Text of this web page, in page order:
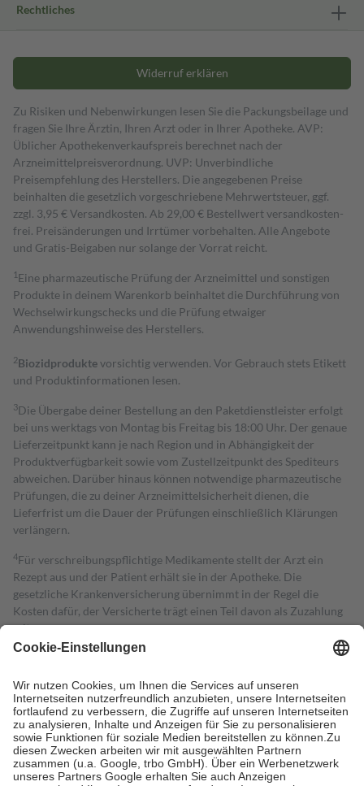
Rechtliches
Widerruf erklären
Zu Risiken und Nebenwirkungen lesen Sie die Packungsbeilage und
fragen Sie Ihre Ärztin, Ihren Arzt oder in Ihrer Apotheke. AVP:
Üblicher Apothekenverkaufspreis berechnet nach der
Arzneimittelpreisverordnung. UVP: Unverbindliche
Preisempfehlung des Herstellers. Die angegebenen Preise
beinhalten die gesetzlich vorgeschriebene Mehrwertsteuer, ggf.
zzgl. 3,95 € Versandkosten. Ab 29,00 € Bestell­wert versand­kosten­
frei. Preisänderungen und Irrtümer vorbehalten. Alle Angebote
und Gratis-Beigaben nur solange der Vorrat reicht.
1 Eine pharmazeutische Prüfung der Arzneimittel und sonstigen
Produkte in deinem Warenkorb beinhaltet die Durchführung von
Wechselwirkungschecks und die Prüfung etwaiger
Anwendungshinweise des Herstellers.
2Biozidproduktevorsichtig verwenden. Vor Gebrauch stets Etikett
und Produktinformationen lesen.
3Die Übergabe deiner Bestellung an den Paketdienstleister erfolgt
bei uns werktags von Montag bis Freitag bis 18:00 Uhr. Der genaue
Lieferzeitpunkt kann je nach Region und in Abhängigkeit der
Produktverfügbarkeit sowie vom Zustellzeitpunkt des Spediteurs
abweichen. Darüber hinaus können notwendige pharmazeutische
Prüfungen, die zu deiner Arzneimittelsicherheit dienen, die
Lieferfrist um die Dauer der Prüfungen einschließlich Klärungen
verlängern.
4Für verschreibungspflichtige Medikamente stellt der Arzt ein
Rezept aus und der Patient erhält sie in der Apotheke. Die
gesetzliche Krankenversicherung übernimmt in der Regel die
Kosten dafür, der Versicherte trägt einen Teil davon als Zuzahlung
mit.
Grundsätzlich leisten Mitglieder Zuzahlungen in Höhe von zehn
höchstens zehn Euro.
Es sind jedoch nie mehr als die tatsächlichen
Kosten der Leistung zu entrichten.
Diese Regeln gelten grundsätzlich auch für Online-Apotheken.
Bei Heilmitteln und häuslicher Krankenpflege beträgt die
Zuzahlung zehn Prozent der Kosten sowie zehn Euro je
Verordnung.
Um das Engagement der Versicherten für ihre eigene Gesundheit zu